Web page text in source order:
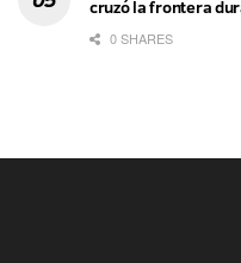
cruzó la frontera
0 SHARES